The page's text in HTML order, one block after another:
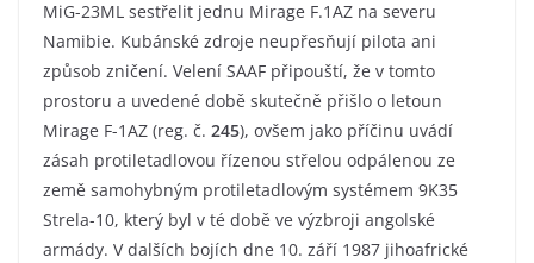
MiG-23ML sestřelit jednu Mirage F.1AZ na severu
Namibie. Kubánské zdroje neupřesňují pilota ani
způsob zničení. Velení SAAF připouští, že v tomto
prostoru a uvedené době skutečně přišlo o letoun
Mirage F-1AZ (reg. č. 245), ovšem jako příčinu uvádí
zásah protiletadlovou řízenou střelou odpálenou ze
země samohybným protiletadlovým systémem 9K35
Strela-10, který byl v té době ve výzbroji angolské
armády. V dalších bojích dne 10. září 1987 jihoafrické